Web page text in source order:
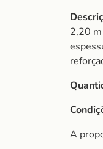
2,20
A